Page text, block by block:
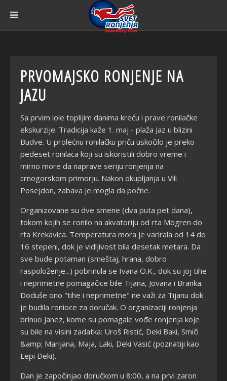
PRVOMAJSKO RONJENJE NA
JAZU
Sa prvim iole toplijim danima kreću i prave ronilačke
ekskurzije. Tradicija kaže 1. maj - plaža Jaz u blizini
Budve. U prolećnu ronilačku priču uskočilo je preko
pedeset ronilaca koji su iskoristili dobro vreme i
mirno more da naprave seriju ronjenja na
crnogorskom primorju. Nakon okupljanja u Vili
Posejdon, zabava je mogla da počne.
Organizovane su dve smene (dva puta pet dana),
tokom kojih se ronilo na akvatoriju od rta Mogren do
rta Krekavica. Temperatura mora je varirala od 14 do
16 stepeni, dok je vidljivost bila desetak metara. Da
sve bude potaman (smeštaj, hrana, dobro
raspoloženje...) pobrinula se Ivana O.K., dok su joj tihe
i neprimetne pomagačice bile Tijana, Jovana i Branka.
Doduše ono "tihe i neprimetne" ne važi za Tijanu dok
je budila ronioce za doručak. O organizaciji ronjenja
brinuo Janez, kome su pomagale vođe ronjenja koje
su bile na visini zadatka: Uroš Ristić, Deki Baki, Smiči
&amp; Marijana, Maja, Laki, Deki Vasić (poznatiji kao
Lepi Deki).
Dan je započinjao doručkom u 8:00, a na prvi zaron